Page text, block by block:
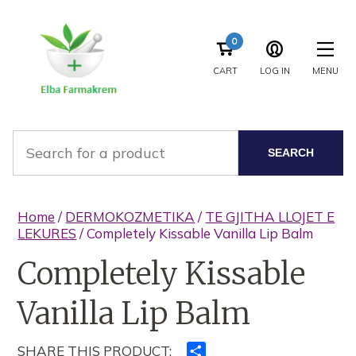
CART
0
LOG IN MENU
SEARCH
Home / DERMOKOZMETIKA / TE GJITHA LLOJET E
LEKURES / Completely Kissable Vanilla Lip Balm
Completely Kissable
Vanilla Lip Balm
SHARE THIS PRODUCT: